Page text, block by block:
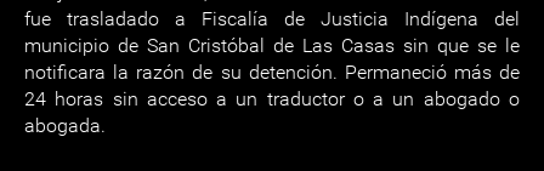
fue trasladado a Fiscalía de Justicia Indígena del
municipio de San Cristóbal de Las Casas sin que se le
notificara la razón de su detención. Permaneció más de
24 horas sin acceso a un traductor o a un abogado o
abogada.